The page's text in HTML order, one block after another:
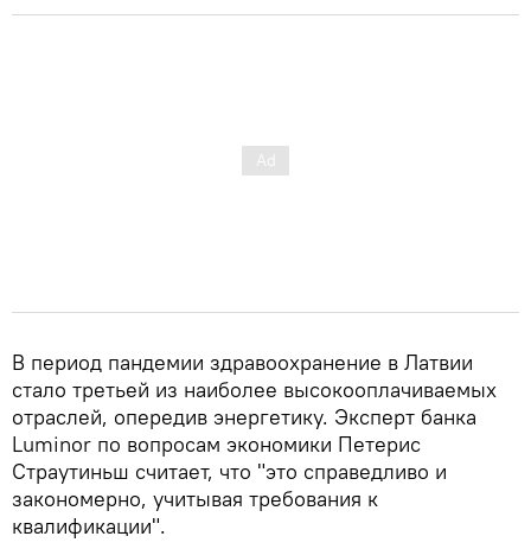
В период пандемии здравоохранение в Латвии
стало третьей из наиболее высокооплачиваемых
отраслей, опередив энергетику. Эксперт банка
Luminor по вопросам экономики Петерис
Страутиньш считает, что "это справедливо и
закономерно, учитывая требования к
квалификации".